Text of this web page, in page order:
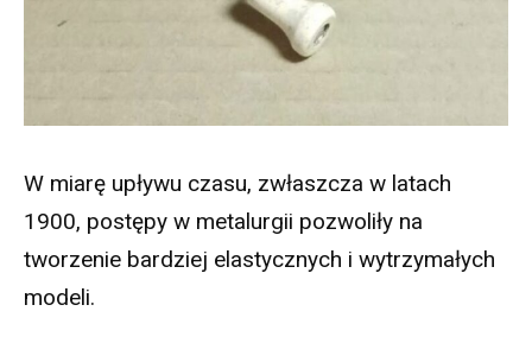
W miarę upływu czasu, zwłaszcza w latach
1900, postępy w metalurgii pozwoliły na
tworzenie bardziej elastycznych i wytrzymałych
modeli.